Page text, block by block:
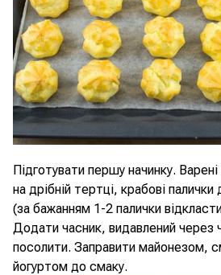
Підготувати першу начинку.
на дрібній тертці, крабові
(за бажанням 1-2 палички
Додати часник, видавлений через
посолити. Заправити майонезом,
йогуртом до смаку.